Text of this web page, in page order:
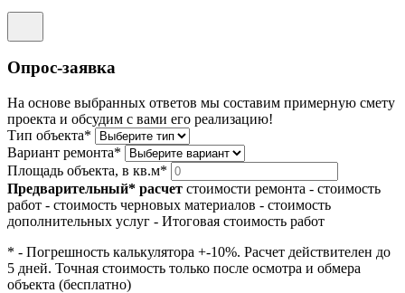
Опрос-заявка
На основе выбранных ответов мы составим примерную смету
проекта и обсудим с вами его реализацию!
Тип объекта*
Вариант ремонта*
Площадь объекта, в кв.м*
Предварительный* расчет стоимости ремонта - стоимость
работ - стоимость черновых материалов - стоимость
дополнительных услуг - Итоговая стоимость работ
* - Погрешность калькулятора +-10%. Расчет действителен до
5 дней. Точная стоимость только после осмотра и обмера
объекта (бесплатно)